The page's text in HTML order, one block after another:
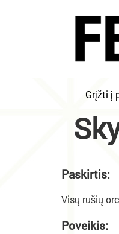
Grįžti į
Paskirtis:
Visų rūšių
Poveikis: